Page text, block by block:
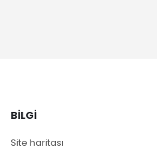
BILGI
Site haritası